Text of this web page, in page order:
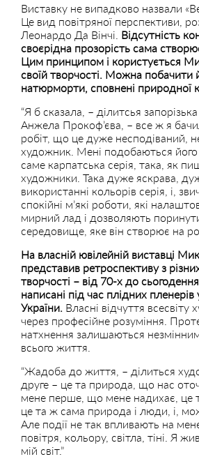
Виставку не випадково назвали
Це вид повітряної перспективи,
Леонардо Да Вінчі. Відсутність
своєрідна прозорість сама
Цим принципом і користується
своїй творчості. Можна побачити
натюрморти, сповнені природної
“Я б сказала, – ділитсья
Анжела Прокоф’єва, – все ж я
робіт, що це дуже несподіваний,
художник. Мені подобаються його
саме карпатська серія, така, як
художники. Така дуже яскрава,
використанні кольорів серія, і,
спокійні м’які роботи, які
мирний лад і дозволяють
середовище, яке він створює на
На власній ювілейній виставці
представив ретроспективу з
творчості – від 70-х до
написані під час плідних пленерів
України. Власні відчуття
через професійне розуміння.
натхнення залишаються
всього життя.
“Жадоба до життя, – ділиться
друге – це та природа, що нас
мене перше, що мене надихає, це
це та ж сама природа і люди, і,
Але події не так впливають на
повітря, кольору, світла, тіні. Я
мій світ.”